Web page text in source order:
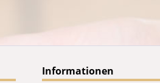
Informationen